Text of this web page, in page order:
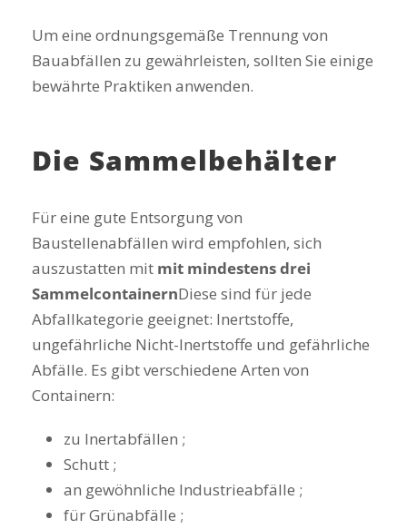
Um eine ordnungsgemäße Trennung von
Bauabfällen zu gewährleisten, sollten Sie einige
bewährte Praktiken anwenden.
Die Sammelbehälter
Für eine gute Entsorgung von
Baustellenabfällen wird empfohlen, sich
auszustatten mit mit mindestens drei
SammelcontainernDiese sind für jede
Abfallkategorie geeignet: Inertstoffe,
ungefährliche Nicht-Inertstoffe und gefährliche
Abfälle. Es gibt verschiedene Arten von
Containern:
zu Inertabfällen ;
Schutt ;
an gewöhnliche Industrieabfälle ;
für Grünabfälle ;